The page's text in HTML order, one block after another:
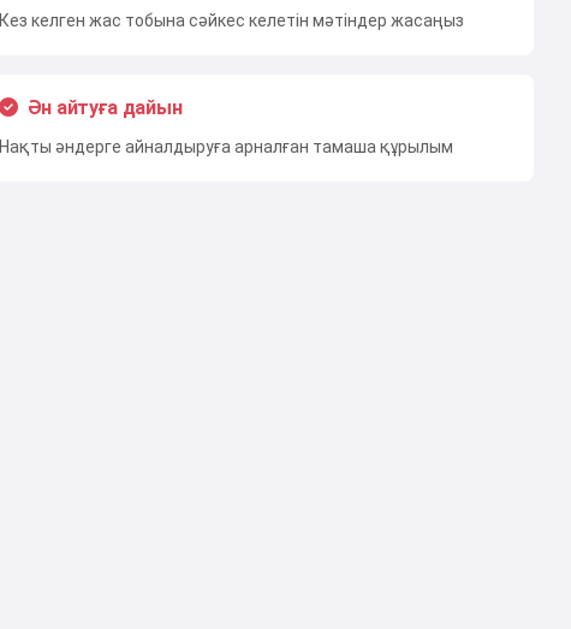
Кез келген жас тобына сәйкес келетін мәтіндер жасаңыз
Ән айтуға дайын
Нақты әндерге айналдыруға арналған тамаша құрылым